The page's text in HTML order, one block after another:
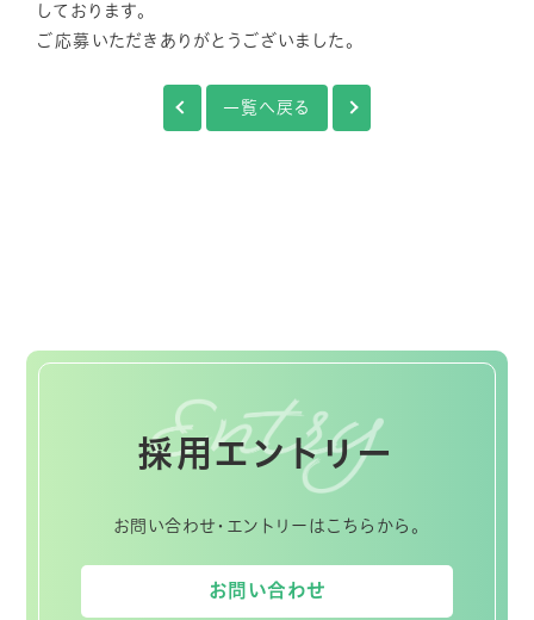
しております。
ご応募いただきありがとうございました。
一覧へ戻る
採用エントリー
お問い合わせ・エントリーはこちらから。
お問い合わせ